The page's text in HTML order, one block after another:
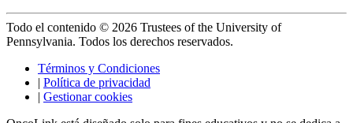
Todo el contenido © 2026 Trustees of the University of
Pennsylvania. Todos los derechos reservados.
Términos y Condiciones
| Política de privacidad
| Gestionar cookies